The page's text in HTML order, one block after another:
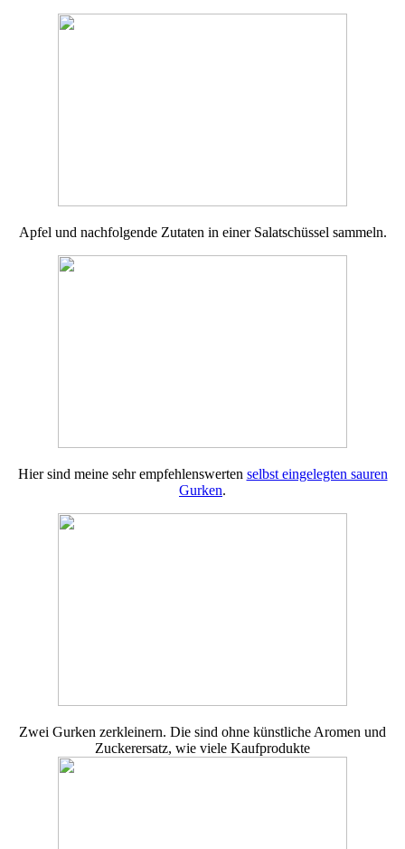
Apfel und nachfolgende Zutaten in einer Salatschüssel sammeln.
Hier sind meine sehr empfehlenswerten selbst eingelegten sauren
Gurken.
Zwei Gurken zerkleinern. Die sind ohne künstliche Aromen und
Zuckerersatz, wie viele Kaufprodukte